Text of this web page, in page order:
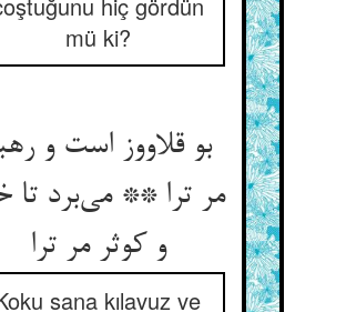
mü ki?
بو قلاووز است و
مر ترا ** می‌‌برد تا
و کوثر مر ترا
sana kılavuz ve